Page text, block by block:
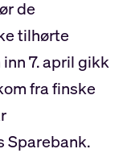
de
tilhørte
7. april gikk
fra finske
Sparebank.